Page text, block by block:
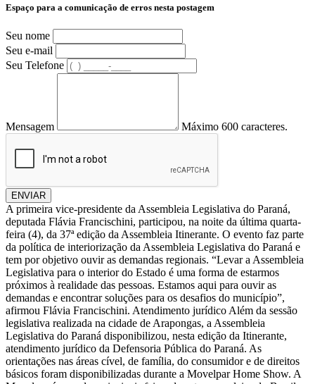
Espaço para a comunicação de erros nesta postagem
Seu nome
Seu e-mail
Seu Telefone
Mensagem Máximo 600 caracteres.
ENVIAR
A primeira vice-presidente da Assembleia Legislativa do Paraná,
deputada Flávia Francischini, participou, na noite da última quarta-
feira (4), da 37ª edição da Assembleia Itinerante. O evento faz parte
da política de interiorização da Assembleia Legislativa do Paraná e
tem por objetivo ouvir as demandas regionais. “Levar a Assembleia
Legislativa para o interior do Estado é uma forma de estarmos
próximos à realidade das pessoas. Estamos aqui para ouvir as
demandas e encontrar soluções para os desafios do município”,
afirmou Flávia Francischini. Atendimento jurídico Além da sessão
legislativa realizada na cidade de Arapongas, a Assembleia
Legislativa do Paraná disponibilizou, nesta edição da Itinerante,
atendimento jurídico da Defensoria Pública do Paraná. As
orientações nas áreas cível, de família, do consumidor e de direitos
básicos foram disponibilizadas durante a Movelpar Home Show. A